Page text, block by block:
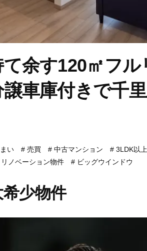
余す120㎡フ
車庫付きで千里
い 売買 中古マンション 3LDK以上
リノベーション物件
ビッグウインドウ
少物件